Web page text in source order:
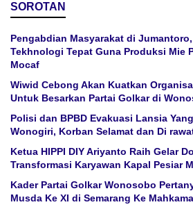
SOROTAN
Pengabdian Masyarakat di
Tekhnologi Tepat Guna Produksi Mie
Mocaf
Wiwid Cebong Akan Kuatkan
Untuk Besarkan Partai Golkar di
Polisi dan BPBD Evakuasi Lansia
Wonogiri, Korban Selamat dan Di
Ketua HIPPI DIY Ariyanto Raih Gelar
Transformasi Karyawan Kapal Pesiar
Kader Partai Golkar Wonosobo
Musda Ke XI di Semarang Ke